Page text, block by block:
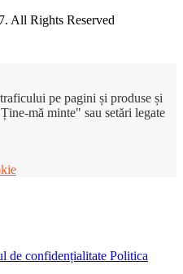
All Rights Reserved
pe pagini și produse și
mă minte" sau setări legate
de confidențialitate Politica